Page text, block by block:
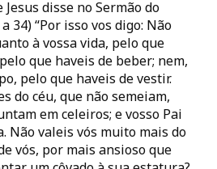
disse no Sermão do
34) “Por isso vos digo: Não
à vossa vida, pelo que
que haveis de beber; nem,
pelo que haveis de vestir.
do céu, que não semeiam,
em celeiros; e vosso Pai
Não valeis vós muito mais do
vós, por mais ansioso que